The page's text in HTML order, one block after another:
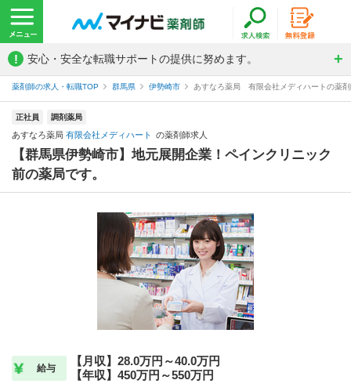
! 安心・安全な転職サポートの提供に努めます。
薬剤師の求人・転職TOP 群馬県 伊勢崎市 あすなろ薬局 有限会社メディハートの薬
正社員 調剤薬局
あすなろ薬局 有限会社メディハート の薬剤師求人
【群馬県伊勢崎市】地元展開企業！ペインクリニック
前の薬局です。
給与
【月収】28.0万円～40.0万円
【年収】450万円～550万円